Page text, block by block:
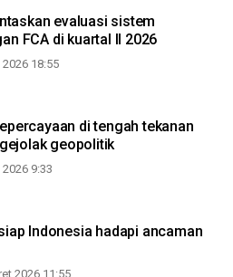
evaluasi sistem
FCA di kuartal II 2026
18:55
di tengah tekanan
geopolitik
9:33
Indonesia hadapi ancaman
2026 11:55